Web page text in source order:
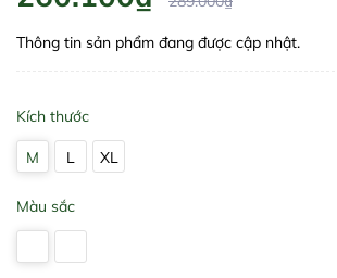
Thông tin sản phẩm đang được cập nhật.
Kích thước
M L XL
Màu sắc